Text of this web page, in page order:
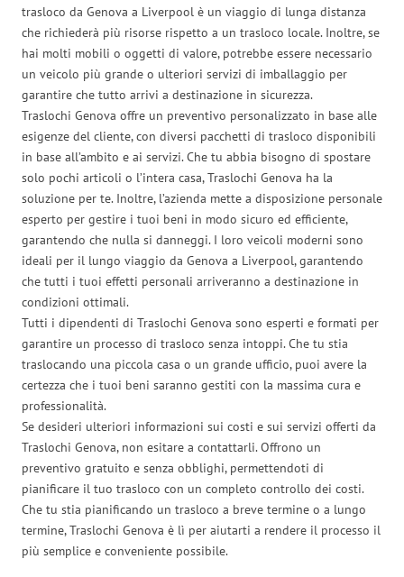
trasloco da Genova a Liverpool è un viaggio di lunga distanza
che richiederà più risorse rispetto a un trasloco locale. Inoltre, se
hai molti mobili o oggetti di valore, potrebbe essere necessario
un veicolo più grande o ulteriori servizi di imballaggio per
garantire che tutto arrivi a destinazione in sicurezza.
Traslochi Genova offre un preventivo personalizzato in base alle
esigenze del cliente, con diversi pacchetti di trasloco disponibili
in base all’ambito e ai servizi. Che tu abbia bisogno di spostare
solo pochi articoli o l’intera casa, Traslochi Genova ha la
soluzione per te. Inoltre, l’azienda mette a disposizione personale
esperto per gestire i tuoi beni in modo sicuro ed efficiente,
garantendo che nulla si danneggi. I loro veicoli moderni sono
ideali per il lungo viaggio da Genova a Liverpool, garantendo
che tutti i tuoi effetti personali arriveranno a destinazione in
condizioni ottimali.
Tutti i dipendenti di Traslochi Genova sono esperti e formati per
garantire un processo di trasloco senza intoppi. Che tu stia
traslocando una piccola casa o un grande ufficio, puoi avere la
certezza che i tuoi beni saranno gestiti con la massima cura e
professionalità.
Se desideri ulteriori informazioni sui costi e sui servizi offerti da
Traslochi Genova, non esitare a contattarli. Offrono un
preventivo gratuito e senza obblighi, permettendoti di
pianificare il tuo trasloco con un completo controllo dei costi.
Che tu stia pianificando un trasloco a breve termine o a lungo
termine, Traslochi Genova è lì per aiutarti a rendere il processo il
più semplice e conveniente possibile.